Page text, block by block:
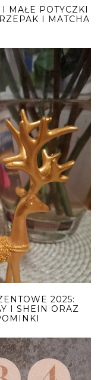
MAŁE POTYCZKI
I MATCHA
2025:
I SHEIN ORAZ